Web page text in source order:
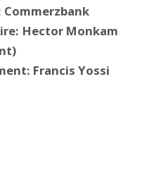
Hector Monkam
Francis Yossi